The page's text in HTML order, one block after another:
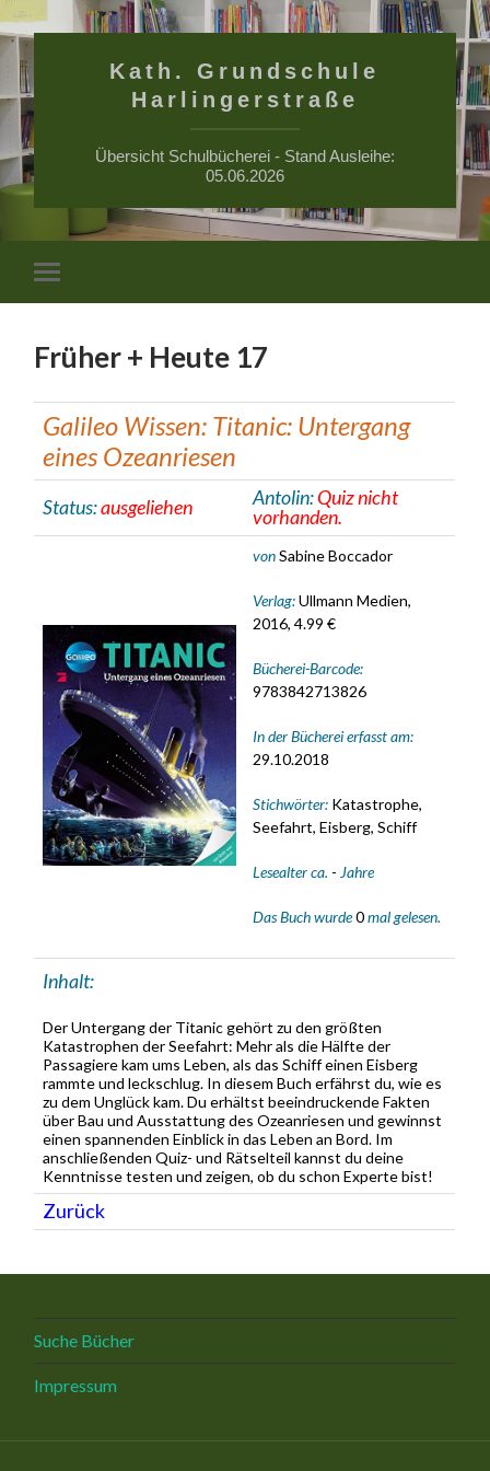
Kath. Grundschule
Harlingerstraße
Übersicht Schulbücherei - Stand Ausleihe:
05.06.2026
Mobile-
Menü
Früher + Heute 17
Galileo Wissen: Titanic: Untergang
eines Ozeanriesen
Status:ausgeliehen Antolin:Quiz nicht
vorhanden.
vonSabine Boccador
Verlag:Ullmann Medien,
2016, 4.99 €
Bücherei-Barcode:
9783842713826
In der Bücherei erfasst am:
29.10.2018
Stichwörter: Katastrophe,
Seefahrt, Eisberg, Schiff
Lesealter ca. - Jahre
Das Buch wurde0mal gelesen.
Inhalt:
Der Untergang der Titanic gehört zu den größten
Katastrophen der Seefahrt: Mehr als die Hälfte der
Passagiere kam ums Leben, als das Schiff einen Eisberg
rammte und leckschlug. In diesem Buch erfährst du, wie es
zu dem Unglück kam. Du erhältst beeindruckende Fakten
über Bau und Ausstattung des Ozeanriesen und gewinnst
einen spannenden Einblick in das Leben an Bord. Im
anschließenden Quiz- und Rätselteil kannst du deine
Kenntnisse testen und zeigen, ob du schon Experte bist!
Zurück
Suche Bücher
Impressum